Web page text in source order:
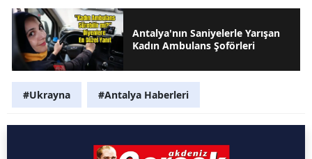
Antalya'nın Saniyelerle Yarışan
Kadın Ambulans Şoförleri
#Ukrayna #Antalya Haberleri